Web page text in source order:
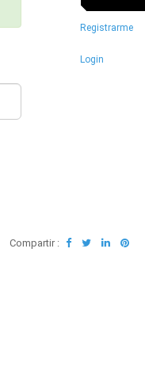
Registrarme
Login
Compartir :